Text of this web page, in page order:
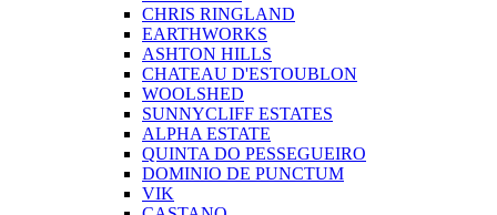
CHRIS RINGLAND
EARTHWORKS
ASHTON HILLS
CHATEAU D'ESTOUBLON
WOOLSHED
SUNNYCLIFF ESTATES
ALPHA ESTATE
QUINTA DO PESSEGUEIRO
DOMINIO DE PUNCTUM
VIK